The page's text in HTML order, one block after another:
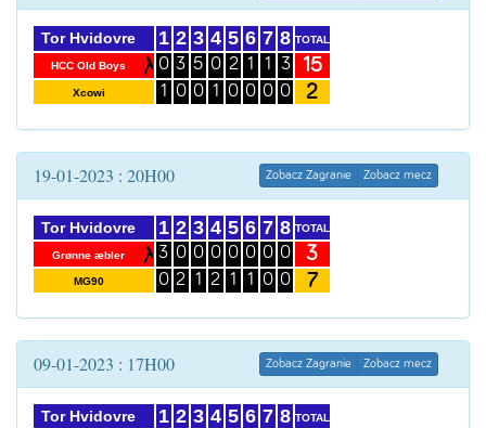
Tor Hvidovre
HCC Old Boys
Xcowi
1
0
1
2
3
0
3
5
0
4
0
1
5
2
0
6
1
0
7
1
0
8
3
0
TOTAL
15
2
19-01-2023 : 20H00 Zobacz Zagranie Zobacz mecz
Tor Hvidovre
Grønne æbler
MG90
1
3
0
2
0
2
3
0
1
4
0
2
5
0
1
6
0
1
7
0
0
8
0
0
TOTAL
3
7
09-01-2023 : 17H00 Zobacz Zagranie Zobacz mecz
Tor Hvidovre 1 2 3 4 5 6 7 8 TOTAL